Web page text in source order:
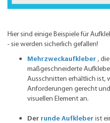
Hier sind einige Beispiele für
- sie werden sicherlich gefallen!
Mehrzweckaufkleber ,
maßgeschneiderte
Ausschnitten erhältlich ist,
Anforderungen gerecht
visuellen Element an.
Der runde Aufkleber ist